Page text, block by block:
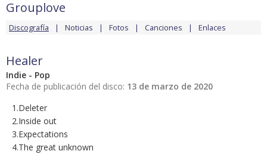
Grouplove
Discografía Noticias Fotos Canciones Enlaces
Healer
Indie - Pop
Fecha de publicación del disco: 13 de marzo de 2020
1.Deleter
2.Inside out
3.Expectations
4.The great unknown